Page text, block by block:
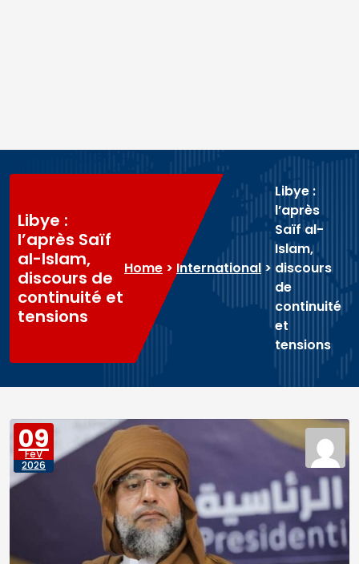
Libye :
l’après Saïf
al-Islam,
discours de
continuité et
tensions
Home > International >
Libye :
l’après
Saïf al-
Islam,
discours
de
continuité
et
tensions
09
FéV
2026